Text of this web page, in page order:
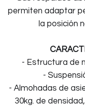
permiten adaptar
la posición
- Estructura de
-
- Almohadas de
30kg. de